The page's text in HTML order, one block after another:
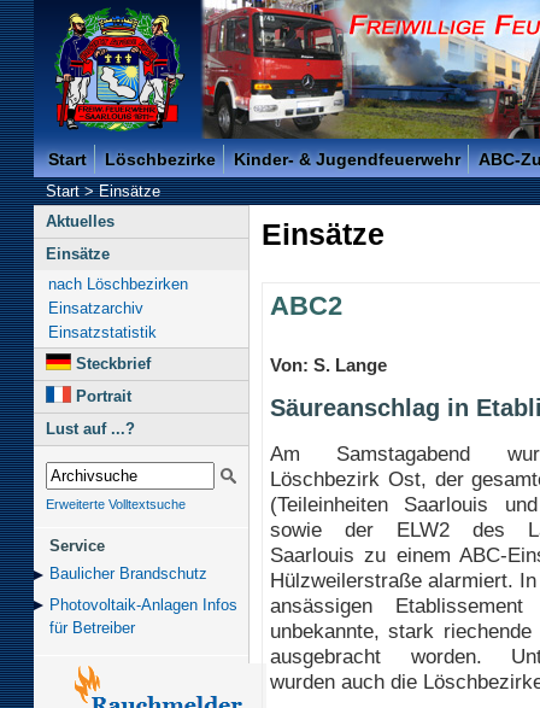
Freiwillige Feuerwehr der Kreisstadt Saarlouis -
Start Löschbezirke Kinder- & Jugendfeuerwehr ABC-
Start>Einsätze
Aktuelles
Einsätze
nach Löschbezirken
Einsatzarchiv
Einsatzstatistik
Steckbrief
Portrait
Lust auf ...?
Erweiterte Volltextsuche
Service
Baulicher Brand­schutz
Photovoltaik-Anlagen Infos
für Betreiber
Einsätze
ABC2
Von: S. Lange
Säureanschlag in
Am Samstagabend
Löschbezirk Ost, der
(Teileinheiten Saarlouis
sowie der ELW2 des
Saarlouis zu einem ABC-
Hülzweilerstraße alarmiert.
ansässigen
unbekannte, stark riechende
ausgebracht worden.
wurden auch die